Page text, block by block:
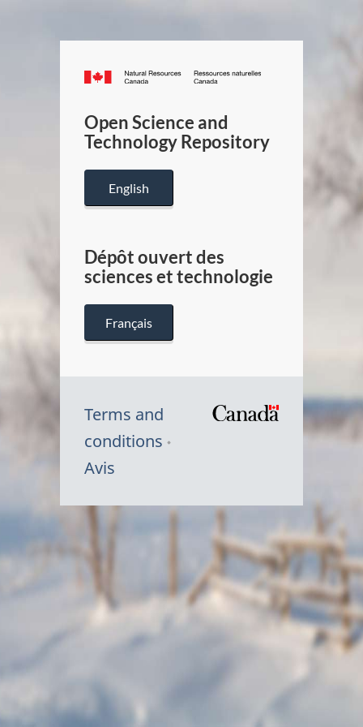
Canada.ca
/
Canada
Open Science and
Technology Repository
English
Dépôt ouvert des
sciences et technologie
Français
Terms and
conditions
Avis
Symbole
Canada